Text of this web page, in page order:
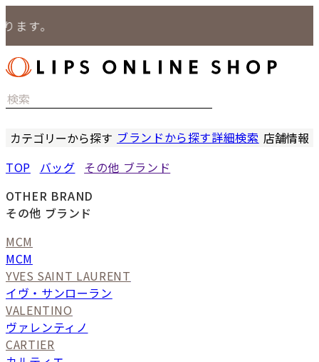
。
カテゴリーから探す
バッグ
小物
ジュエリー
セール商品
特集
ブランドから探す詳細検索 店舗情報
TOP バッグ その他 ブランド
OTHER BRAND
その他 ブランド
MCM
MCM
YVES SAINT LAURENT
イヴ・サンローラン
VALENTINO
ヴァレンティノ
CARTIER